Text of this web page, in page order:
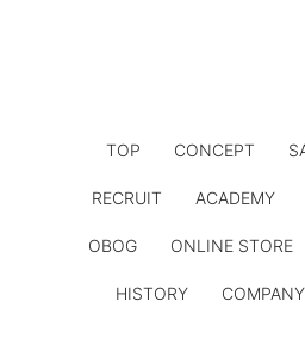
TOP CONCEPT
RECRUIT ACADEMY
OBOG ONLINE STORE
HISTORY COMPANY